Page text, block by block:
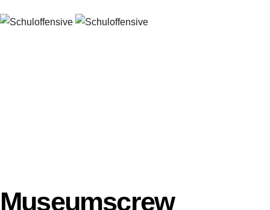
Museumscrew